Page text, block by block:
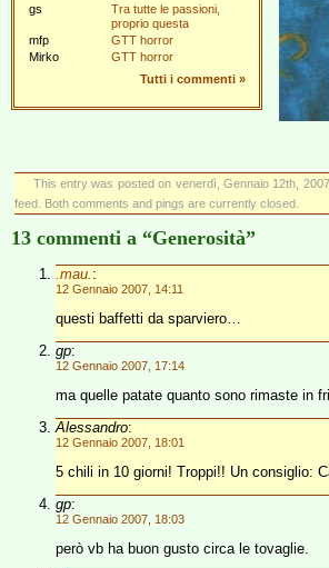
gs
Tra tutte le passioni,
proprio questa
mfp
GTT horror
Mirko
GTT horror
Tutti i commenti »
This entry was posted on venerdì, Gennaio 12th,
feed. Both comments and pings are currently closed.
13 commenti a “Generosità”
.mau. :
12 Gennaio 2007, 14:11
questi baffetti da sparviero…
gp:
12 Gennaio 2007, 17:14
ma quelle patate quanto sono rimaste in
Alessandro:
12 Gennaio 2007, 18:01
5 chili in 10 giorni! Troppi!! Un consiglio:
gp:
12 Gennaio 2007, 18:03
però vb ha buon gusto circa le tovaglie.